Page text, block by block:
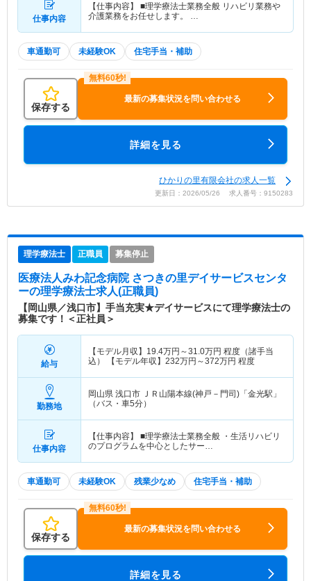
仕事内容
【仕事内容】 ■理学療法士業務全般 リハビリ業務や
介護業務をお任せします。 …
車通勤可 未経験OK 住宅手当・補助
保存する
最新の募集状況を問い合わせる
詳細を見る
ひかりの里有限会社の求人一覧
更新日：2026/05/26 求人番号：9150283
理学療法士 正職員 募集停止
医療法人みわ記念病院 さつきの里デイサービスセンタ
ーの理学療法士求人(正職員)
【岡山県／浅口市】手当充実★デイサービスにて理学療法士の
募集です！＜正社員＞
給与
【モデル月収】 19.4万円～31.0万円 程度（諸手当
込） 【モデル年収】 232万円～372万円 程度
勤務地
岡山県 浅口市 ＪＲ山陽本線(神戸－門司)「金光駅」
（バス・車5分）
仕事内容
【仕事内容】 ■理学療法士業務全般 ・生活リハビリ
のプログラムを中心としたサー…
車通勤可 未経験OK 残業少なめ 住宅手当・補助
保存する
最新の募集状況を問い合わせる
詳細を見る